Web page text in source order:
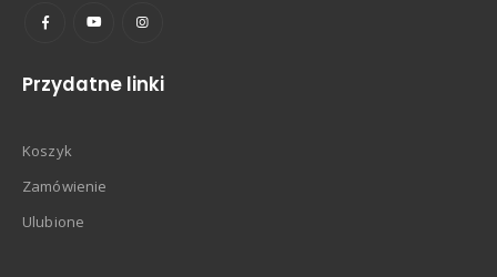
Przydatne linki
Koszyk
Zamówienie
Ulubione